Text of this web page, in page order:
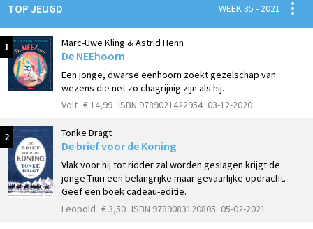
Fictie
TOP JEUGD WEEK 35 - 2021
1 Marc-Uwe Kling & Astrid Henn
De NEEhoorn
Een jonge, dwarse eenhoorn zoekt gezelschap van
wezens die net zo chagrijnig zijn als hij.
Volt € 14,99 ISBN 9789021422954 03-12-2020
2 Tonke Dragt
De brief voor de Koning
Vlak voor hij tot ridder zal worden geslagen krijgt de
jonge Tiuri een belangrijke maar gevaarlijke opdracht.
Geef een boek cadeau-editie.
Leopold € 3,50 ISBN 9789083120805 05-02-2021